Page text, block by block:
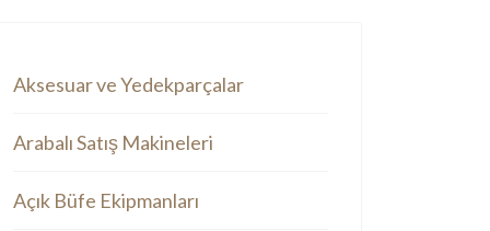
Aksesuar ve Yedekparçalar
Arabalı Satış Makineleri
Açık Büfe Ekipmanları